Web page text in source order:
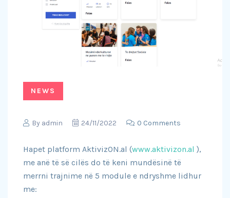
NEWS
By admin 24/11/2022 0 Comments
Hapet platform AktivizON.al (www.aktivizon.al ),
me anë të së cilës do të keni mundësinë të
merrni trajnime në 5 module e ndryshme lidhur
me: